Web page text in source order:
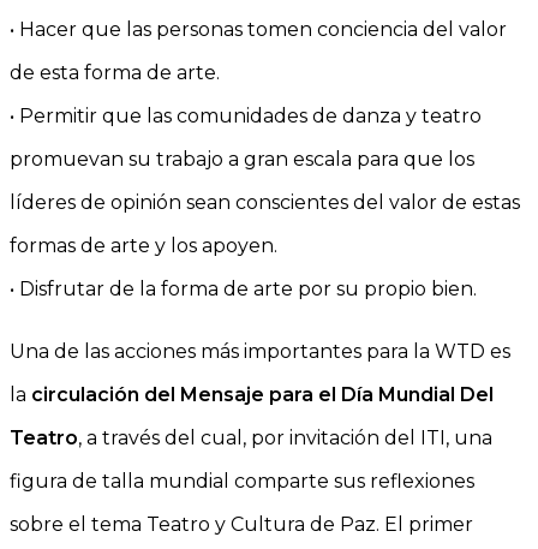
• Hacer que las personas tomen conciencia del valor
de esta forma de arte.
• Permitir que las comunidades de danza y teatro
promuevan su trabajo a gran escala para que los
líderes de opinión sean conscientes del valor de estas
formas de arte y los apoyen.
• Disfrutar de la forma de arte por su propio bien.
Una de las acciones más importantes para la WTD es
la circulación del Mensaje para el Día Mundial Del
Teatro, a través del cual, por invitación del ITI, una
figura de talla mundial comparte sus reflexiones
sobre el tema Teatro y Cultura de Paz. El primer